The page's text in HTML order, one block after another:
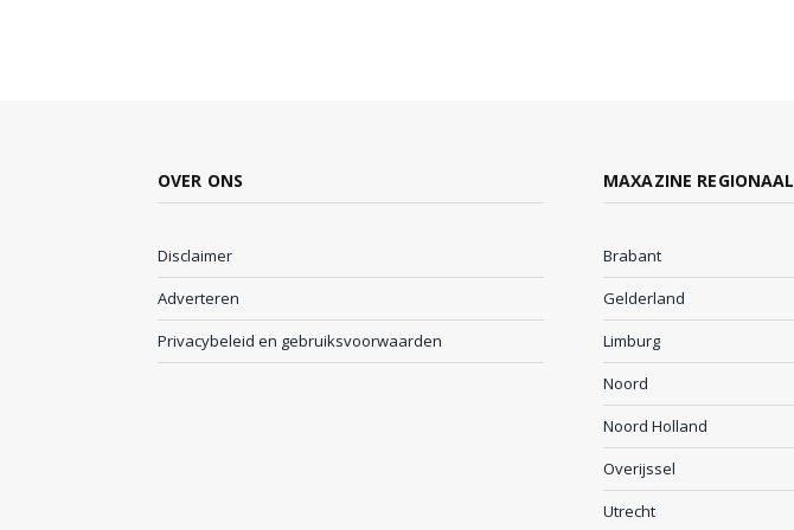
OVER ONS
Disclaimer
Adverteren
Privacybeleid en gebruiksvoorwaarden
MAXAZINE REGIONAAL
Brabant
Gelderland
Limburg
Noord
Noord Holland
Overijssel
Utrecht